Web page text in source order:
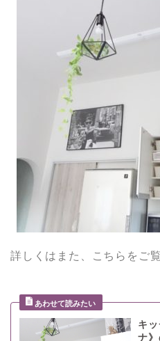
詳しくはまた、こちらをご
キ
ナ